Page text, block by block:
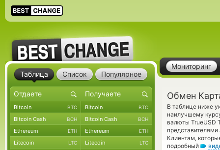
Мониторинг
Обмен
В таблице ниже
наилучшему
валюты TrueUSD
Клиентам,
подробный
Таблица Список Популярное
Bitcoin BTC Bitcoin BTC
Bitcoin Cash BCH Bitcoin Cash BCH
Ethereum ETH Ethereum ETH
Litecoin LTC Litecoin LTC